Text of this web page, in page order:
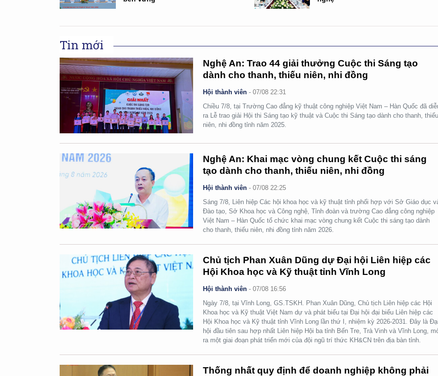
Tin mới
Nghệ An: Trao 44 giải thưởng Cuộc thi Sáng tạo
dành cho thanh, thiếu niên, nhi đồng
Hội thành viên -07/08 22:31
Chiều 7/8, tại Trường Cao đẳng kỹ thuật công nghiệp Việt Nam – Hàn Quốc đã
ra Lễ trao giải Hội thi Sáng tạo kỹ thuật và Cuộc thi Sáng tạo dành cho thanh,
niên, nhi đồng tỉnh năm 2025.
Nghệ An: Khai mạc vòng chung kết Cuộc thi sáng
tạo dành cho thanh, thiếu niên, nhi đồng
Hội thành viên -07/08 22:25
Sáng 7/8, Liên hiệp Các hội khoa học và kỹ thuật tỉnh phối hợp với Sở Giáo dục
Đào tạo, Sở Khoa học và Công nghệ, Tỉnh đoàn và trường Cao đẳng công nghiệp
Việt Nam – Hàn Quốc tổ chức khai mạc vòng chung kết Cuộc thi sáng tạo dành
cho thanh, thiếu niên, nhi đồng tỉnh năm 2026.
Chủ tịch Phan Xuân Dũng dự Đại hội Liên hiệp các
Hội Khoa học và Kỹ thuật tỉnh Vĩnh Long
Hội thành viên -07/08 16:56
Ngày 7/8, tại Vĩnh Long, GS.TSKH. Phan Xuân Dũng, Chủ tịch Liên hiệp các Hội
Khoa học và Kỹ thuật Việt Nam dự và phát biểu tại Đại hội đại biểu Liên hiệp các
Hội Khoa học và Kỹ thuật tỉnh Vĩnh Long lần thứ I, nhiệm kỳ 2026-2031. Đây là
hội đầu tiên sau hợp nhất Liên hiệp Hội ba tỉnh Bến Tre, Trà Vinh và Vĩnh Long,
ra một giai đoạn phát triển mới của đội ngũ trí thức KH&CN trên địa bàn tỉnh.
Thống nhất quy định để doanh nghiệp không phải